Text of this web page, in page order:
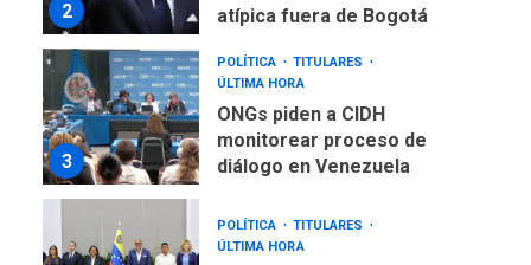
2
atípica fuera de Bogotá
3
POLÍTICA
TITULARES
ÚLTIMA HORA
ONGs piden a CIDH
monitorear proceso de
diálogo en Venezuela
POLÍTICA
TITULARES
ÚLTIMA HORA